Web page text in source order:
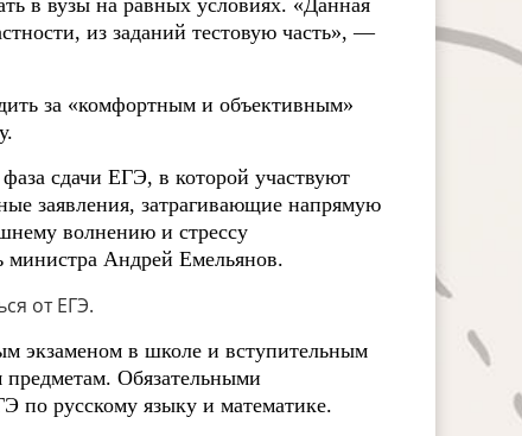
в вузы на равных условиях. «Данная
из заданий тестовую часть», —
за «комфортным и объективным»
сдачи ЕГЭ, в которой участвуют
заявления, затрагивающие напрямую
волнению и стрессу
министра Андрей Емельянов.
от ЕГЭ.
экзаменом в школе и вступительным
предметам. Обязательными
по русскому языку и математике.